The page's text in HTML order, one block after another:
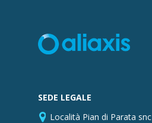
SEDE LEGALE
Località Pian di Parata snc